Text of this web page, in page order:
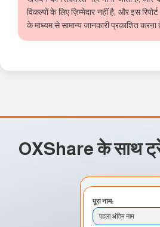
विकल्पों के लिए ज़िम्मेदार नहीं है, और इस
के माध्यम से सामान्य जानकारी प्रकाशित करना
OXShare के साथ
पूरा नाम:
पहला अंतिम नाम